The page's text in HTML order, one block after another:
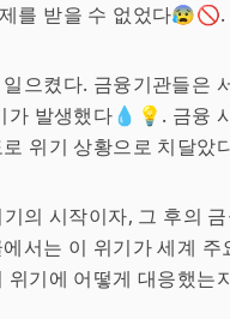
를 받을 수 없었다😰🚫.
으켰다. 금융기관들은
가 발생했다💧💡. 금융
위기 상황으로 치달았
의 시작이자, 그 후의
서는 이 위기가 세계
기에 어떻게 대응했는